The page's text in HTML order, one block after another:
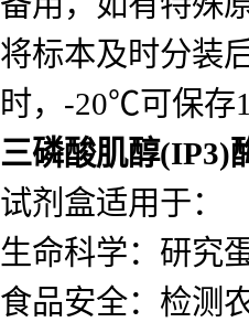
将标本及时分装
时，-20℃可保存
三磷酸肌醇(IP3)
试剂盒适用于：
生命科学：研究
食品安全：检测